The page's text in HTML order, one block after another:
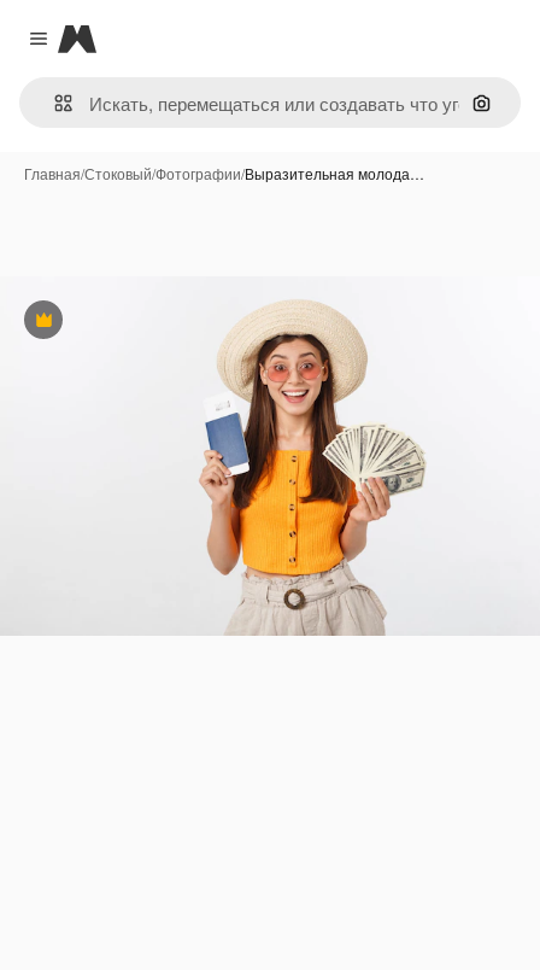
Close menu
Magnific
Поиск
Главная/Стоковый/Фотографии/Выразительная молода…
Премиум